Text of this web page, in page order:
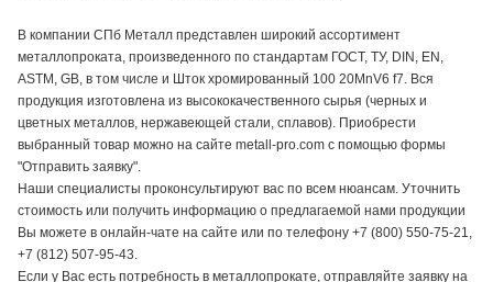
В компании СПб Металл представлен широкий ассортимент
металлопроката, произведенного по стандартам ГОСТ, ТУ, DIN, EN,
ASTM, GB, в том числе и Шток хромированный 100 20MnV6 f7. Вся
продукция изготовлена из высококачественного сырья (черных и
цветных металлов, нержавеющей стали, сплавов). Приобрести
выбранный товар можно на сайте metall-pro.com с помощью формы
"Отправить заявку".
Наши специалисты проконсультируют вас по всем нюансам. Уточнить
стоимость или получить информацию о предлагаемой нами продукции
Вы можете в онлайн-чате на сайте или по телефону +7 (800) 550-75-21,
+7 (812) 507-95-43.
Если у Вас есть потребность в металлопрокате, отправляйте заявку на